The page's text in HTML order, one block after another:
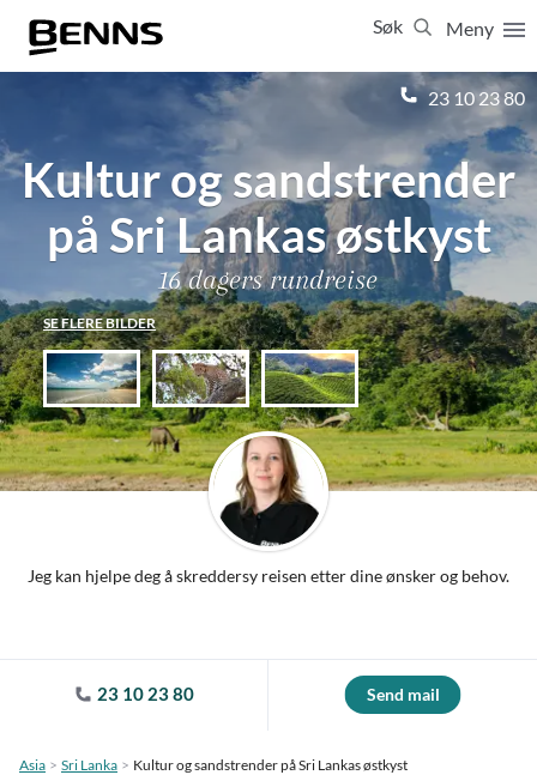
Meny
Søk
23 10 23 80
Kultur og sandstrender
på Sri Lankas østkyst
16 dagers rundreise
SE FLERE BILDER
Jeg kan hjelpe deg å skreddersy reisen etter dine ønsker og behov.
23 10 23 80 Send mail
Asia Sri Lanka Kultur og sandstrender på Sri Lankas østkyst
Lukk
Vis resultater for: Alle Feriereiser